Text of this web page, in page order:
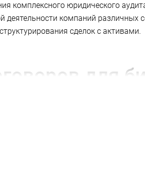
комплексного юридического
компаний различных
сделок с активами.
для
снижающие риски финансовых
активов или бизнеса после